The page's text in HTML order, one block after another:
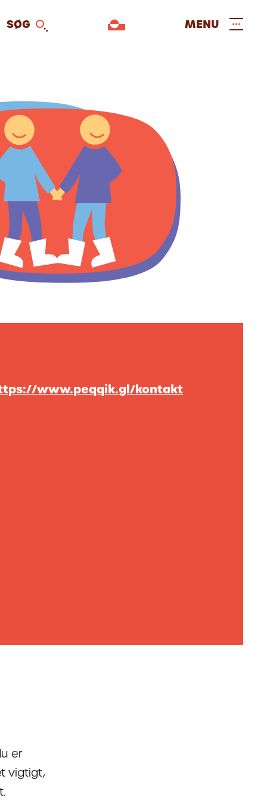
SØG MENU
www.peqqik.gl/kontakt
er
vigtigt,